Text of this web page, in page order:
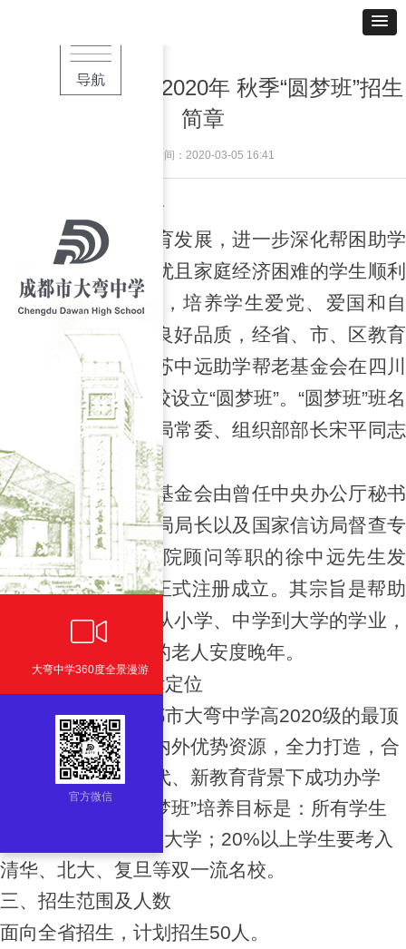
ꀕ
大弯中学360度全景漫游
官方微信
创建时间： 2020-03-05 16:41
成都市大弯中学 2020年 秋季“圆梦班”招生
简章
一、“圆梦班”的背景
为支持青白江区教育发展，进一步深化帮困助学
工作，帮助品学兼优且家庭经济困难的学生顺利
完成高中阶段学业，培养学生爱党、爱国和自
强、自主、自立的良好品质，经省、市、区教育
主管部门批准，江苏中远助学帮老基金会在四川
省成都市大弯中学校设立“圆梦班”。“圆梦班”班名
由原中共中央政治局常委、组织部部长宋平同志
题写。
江苏中远助学帮老基金会由曾任中央办公厅秘书
局副局长、老干部局局长以及国家信访局督查专
员、中国东方研究院顾问等职的徐中远先生发
起，于2012年2月正式注册成立。其宗旨是帮助
特别贫困儿童完成从小学、中学到大学的学业，
帮助生活特别困难的老人安度晚年。
二、“圆梦班”的目标定位
“圆梦班”，作为成都市大弯中学高2020级的最顶
尖班级，集聚我校内外优势资源，全力打造，合
力培养，成为新时代、新教育背景下成功办学
的“示范班级”。“圆梦班”培养目标是：所有学生
100%都要考上重点大学；20%以上学生要考入
清华、北大、复旦等双一流名校。
三、招生范围及人数
面向全省招生，计划招生50人。